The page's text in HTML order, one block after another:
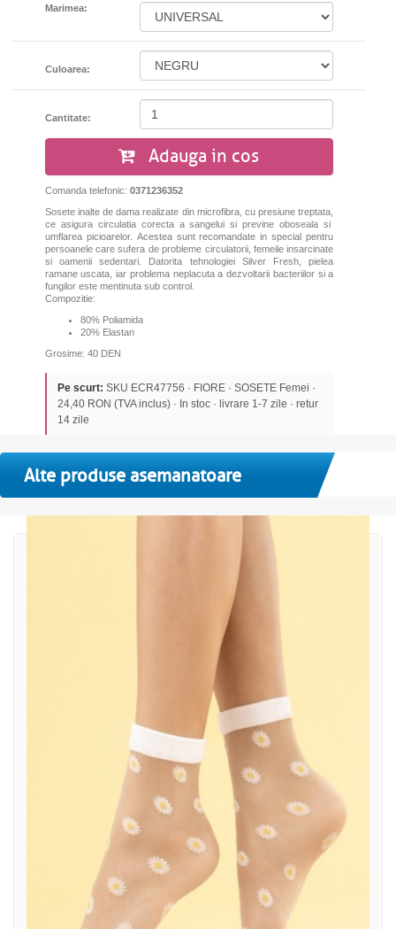
Marimea:
Culoarea:
Cantitate:
Adauga in cos
Comanda telefonic: 0371236352
Sosete inalte de dama realizate din microfibra, cu presiune treptata,
ce asigura circulatia corecta a sangelui si previne oboseala si
umflarea picioarelor. Acestea sunt recomandate in special pentru
persoanele care sufera de probleme circulatorii, femeile insarcinate
si oamenii sedentari. Datorita tehnologiei Silver Fresh, pielea
ramane uscata, iar problema neplacuta a dezvoltarii bacteriilor si a
fungilor este mentinuta sub control.
Compozitie:
80% Poliamida
20% Elastan
Grosime: 40 DEN
Pe scurt: SKU ECR47756 · FIORE · SOSETE Femei ·
24,40 RON (TVA inclus) · In stoc · livrare 1-7 zile · retur
14 zile
Alte produse asemanatoare